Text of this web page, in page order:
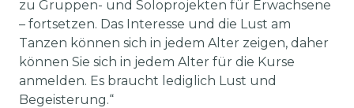
zu Gruppen- und Soloprojekten für Erwachsene
– fortsetzen. Das Interesse und die Lust am
Tanzen können sich in jedem Alter zeigen, daher
können Sie sich in jedem Alter für die Kurse
anmelden. Es braucht lediglich Lust und
Begeisterung.“